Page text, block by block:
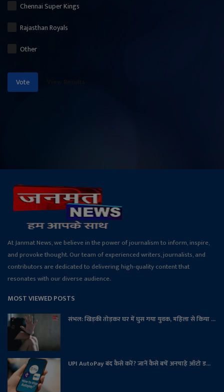
Chennai Super Kings
Rajasthan Royals
Other
Vote
At Janmat News, we believe in the power of journalism to inform, inspire,
and provoke thought. Our team of experienced writers, journalists, and
contributors are dedicated to delivering high-quality content that
resonates with our diverse audience.
MOST VIEWED POSTS
संभल: खिड़की तोड़कर घर में घुस गया युवक, महिला से किया ...
UPI AutoPay बंद कैसे करें? जानें कैसे बचें अनचाहे ऑटो ड...